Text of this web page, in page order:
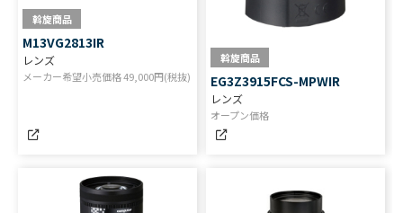
斡旋商品
M13VG2813IR
レンズ
メーカー希望小売価格49,000円(税抜)
斡旋商品
EG3Z3915FCS-MPWIR
レンズ
オープン価格